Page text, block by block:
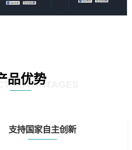
品优势
ADVANTAGES
支持国家自主创新